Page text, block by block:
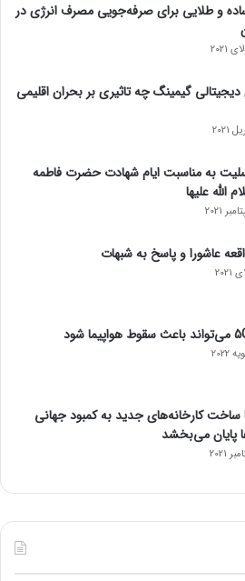
و طلایی برای صرفه‌جویی مصرف انرژی در
دیجیتالی گیمینگ چه تاثیری بر بحران اقلیمی
به مناسبت ایام شهادت حضرت فاطمه
الله علیها
عاشورا و پاسخ به شبهات
ساخت کارخانه‌های جدید به کمبود جهانی
پایان می‌بخشد